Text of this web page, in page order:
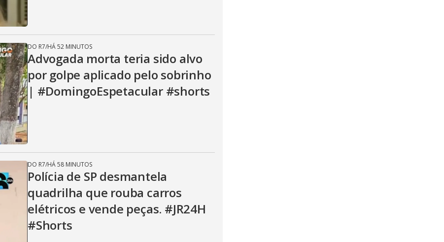
DO R7/HÁ 52 MINUTOS
Advogada morta teria sido alvo
por golpe aplicado pelo sobrinho
| #DomingoEspetacular #shorts
DO R7/HÁ 58 MINUTOS
Polícia de SP desmantela
quadrilha que rouba carros
elétricos e vende peças. #JR24H
#Shorts